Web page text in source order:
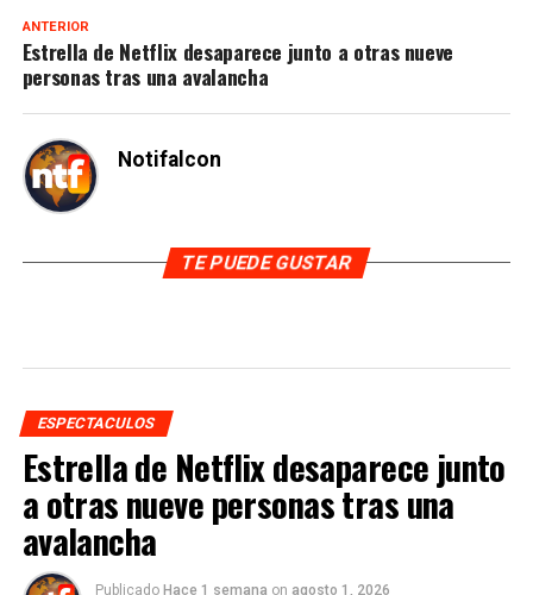
ANTERIOR
Estrella de Netflix desaparece junto a otras nueve
personas tras una avalancha
Notifalcon
TE PUEDE GUSTAR
ESPECTACULOS
Estrella de Netflix desaparece junto
a otras nueve personas tras una
avalancha
Publicado Hace 1 semana on agosto 1, 2026